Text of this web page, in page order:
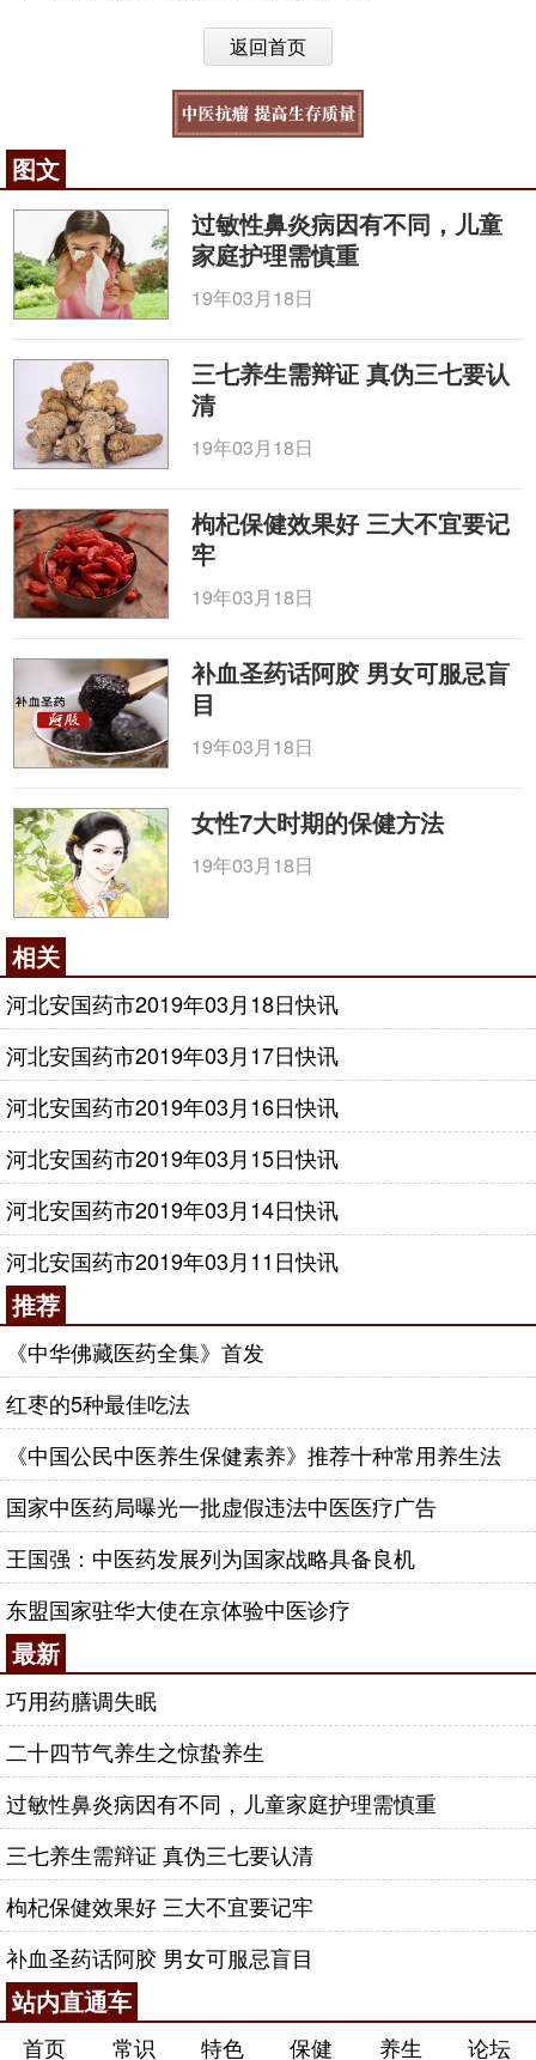
返回首页
图文
过敏性鼻炎病因有不同，儿童
家庭护理需慎重
19年03月18日
三七养生需辩证 真伪三七要认
清
19年03月18日
枸杞保健效果好 三大不宜要记
牢
19年03月18日
补血圣药话阿胶 男女可服忌盲
目
19年03月18日
女性7大时期的保健方法
19年03月18日
相关
河北安国药市2019年03月18日快讯
河北安国药市2019年03月17日快讯
河北安国药市2019年03月16日快讯
河北安国药市2019年03月15日快讯
河北安国药市2019年03月14日快讯
河北安国药市2019年03月11日快讯
推荐
《中华佛藏医药全集》首发
红枣的5种最佳吃法
《中国公民中医养生保健素养》推荐十种常用养生法
国家中医药局曝光一批虚假违法中医医疗广告
王国强：中医药发展列为国家战略具备良机
东盟国家驻华大使在京体验中医诊疗
最新
巧用药膳调失眠
二十四节气养生之惊蛰养生
过敏性鼻炎病因有不同，儿童家庭护理需慎重
三七养生需辩证 真伪三七要认清
枸杞保健效果好 三大不宜要记牢
补血圣药话阿胶 男女可服忌盲目
站内直通车
首页 常识 特色 保健 养生 论坛